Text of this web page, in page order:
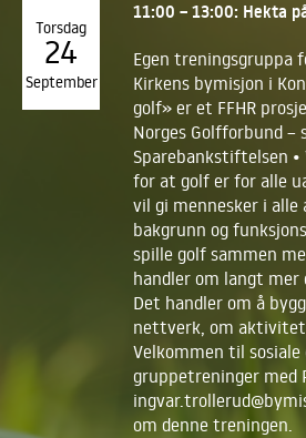
11:00 – 13:00: Hekta
Egen treningsgruppa
Kirkens bymisjon i
golf» er et FFHR
Norges Golfforbund
Sparebankstiftelsen
for at golf er for alle
vil gi mennesker i alle
bakgrunn og
spille golf sammen
handler om langt mer
Det handler om å
nettverk, om aktivitet
Velkommen til
gruppetreninger med
om denne treningen.
Torsdag
24
September